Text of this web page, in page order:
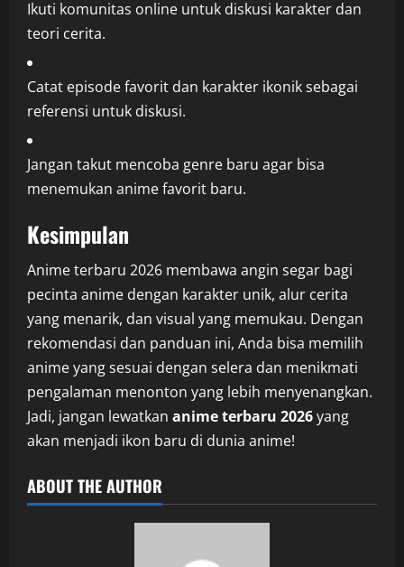
Ikuti komunitas online untuk diskusi karakter dan
teori cerita.
Catat episode favorit dan karakter ikonik sebagai
referensi untuk diskusi.
Jangan takut mencoba genre baru agar bisa
menemukan anime favorit baru.
Kesimpulan
Anime terbaru 2026 membawa angin segar bagi
pecinta anime dengan karakter unik, alur cerita
yang menarik, dan visual yang memukau. Dengan
rekomendasi dan panduan ini, Anda bisa memilih
anime yang sesuai dengan selera dan menikmati
pengalaman menonton yang lebih menyenangkan.
Jadi, jangan lewatkan anime terbaru 2026yang
akan menjadi ikon baru di dunia anime!
ABOUT THE AUTHOR